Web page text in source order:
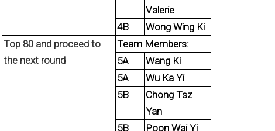
Valerie
4B
Wong Wing Ki
Top 80 and proceed to
the next round
Team Members:
5A
Wang Ki
5A
Wu Ka Yi
5B
Chong Tsz
Yan
5B
Poon Wai Yi